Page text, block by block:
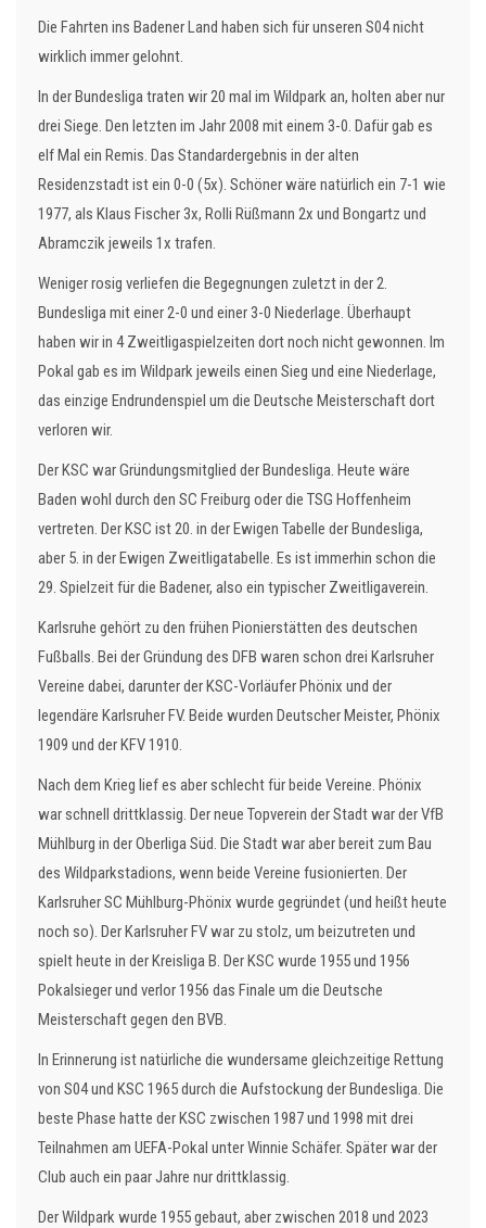
Die Fahrten ins Badener Land haben sich für unseren S04 nicht
wirklich immer gelohnt.
In der Bundesliga traten wir 20 mal im Wildpark an, holten aber nur
drei Siege. Den letzten im Jahr 2008 mit einem 3-0. Dafür gab es
elf Mal ein Remis. Das Standardergebnis in der alten
Residenzstadt ist ein 0-0 (5x). Schöner wäre natürlich ein 7-1 wie
1977, als Klaus Fischer 3x, Rolli Rüßmann 2x und Bongartz und
Abramczik jeweils 1x trafen.
Weniger rosig verliefen die Begegnungen zuletzt in der 2.
Bundesliga mit einer 2-0 und einer 3-0 Niederlage. Überhaupt
haben wir in 4 Zweitligaspielzeiten dort noch nicht gewonnen. Im
Pokal gab es im Wildpark jeweils einen Sieg und eine Niederlage,
das einzige Endrundenspiel um die Deutsche Meisterschaft dort
verloren wir.
Der KSC war Gründungsmitglied der Bundesliga. Heute wäre
Baden wohl durch den SC Freiburg oder die TSG Hoffenheim
vertreten. Der KSC ist 20. in der Ewigen Tabelle der Bundesliga,
aber 5. in der Ewigen Zweitligatabelle. Es ist immerhin schon die
29. Spielzeit für die Badener, also ein typischer Zweitligaverein.
Karlsruhe gehört zu den frühen Pionierstätten des deutschen
Fußballs. Bei der Gründung des DFB waren schon drei Karlsruher
Vereine dabei, darunter der KSC-Vorläufer Phönix und der
legendäre Karlsruher FV. Beide wurden Deutscher Meister, Phönix
1909 und der KFV 1910.
Nach dem Krieg lief es aber schlecht für beide Vereine. Phönix
war schnell drittklassig. Der neue Topverein der Stadt war der VfB
Mühlburg in der Oberliga Süd. Die Stadt war aber bereit zum Bau
des Wildparkstadions, wenn beide Vereine fusionierten. Der
Karlsruher SC Mühlburg-Phönix wurde gegründet (und heißt heute
noch so). Der Karlsruher FV war zu stolz, um beizutreten und
spielt heute in der Kreisliga B. Der KSC wurde 1955 und 1956
Pokalsieger und verlor 1956 das Finale um die Deutsche
Meisterschaft gegen den BVB.
In Erinnerung ist natürliche die wundersame gleichzeitige Rettung
von S04 und KSC 1965 durch die Aufstockung der Bundesliga. Die
beste Phase hatte der KSC zwischen 1987 und 1998 mit drei
Teilnahmen am UEFA-Pokal unter Winnie Schäfer. Später war der
Club auch ein paar Jahre nur drittklassig.
Der Wildpark wurde 1955 gebaut, aber zwischen 2018 und 2023